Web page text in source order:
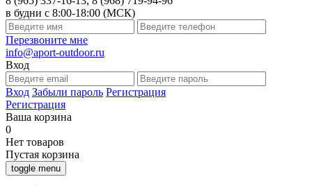
в будни с 8:00-18:00 (МСК)
Перезвоните мне
info@aport-outdoor.ru
Вход
Вход Забыли пароль Регистрация
Регистрация
Ваша корзина
0
Нет товаров
Пустая корзина
toggle menu